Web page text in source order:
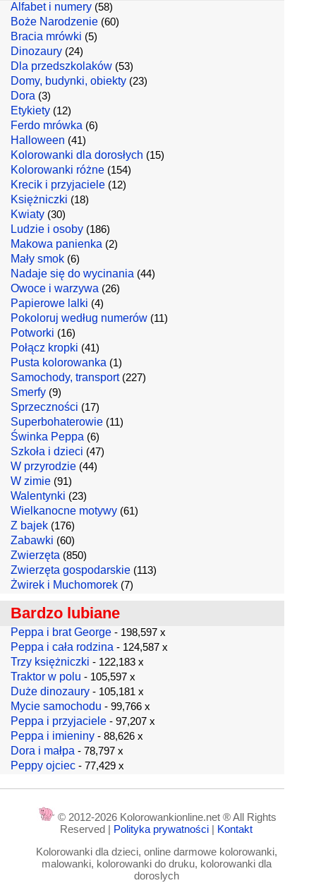
Alfabet i numery (58)
Boże Narodzenie (60)
Bracia mrówki (5)
Dinozaury (24)
Dla przedszkolaków (53)
Domy, budynki, obiekty (23)
Dora (3)
Etykiety (12)
Ferdo mrówka (6)
Halloween (41)
Kolorowanki dla dorosłych (15)
Kolorowanki różne (154)
Krecik i przyjaciele (12)
Księżniczki (18)
Kwiaty (30)
Ludzie i osoby (186)
Makowa panienka (2)
Mały smok (6)
Nadaje się do wycinania (44)
Owoce i warzywa (26)
Papierowe lalki (4)
Pokoloruj według numerów (11)
Potworki (16)
Połącz kropki (41)
Pusta kolorowanka (1)
Samochody, transport(227)
Smerfy (9)
Sprzeczności (17)
Superbohaterowie (11)
Świnka Peppa (6)
Szkoła i dzieci (47)
W przyrodzie (44)
W zimie (91)
Walentynki (23)
Wielkanocne motywy (61)
Z bajek (176)
Zabawki (60)
Zwierzęta (850)
Zwierzęta gospodarskie (113)
Żwirek i Muchomorek (7)
Bardzo lubiane
Peppa i brat George - 198,597 x
Peppa i cała rodzina - 124,587 x
Trzy księżniczki - 122,183 x
Traktor w polu - 105,597 x
Duże dinozaury - 105,181 x
Mycie samochodu - 99,766 x
Peppa i przyjaciele - 97,207 x
Peppa i imieniny - 88,626 x
Dora i małpa - 78,797 x
Peppy ojciec - 77,429 x
© 2012-2026 Kolorowankionline.net ® All Rights
Reserved | Polityka prywatności | Kontakt
Kolorowanki dla dzieci, online darmowe kolorowanki,
malowanki, kolorowanki do druku, kolorowanki dla
doroslych